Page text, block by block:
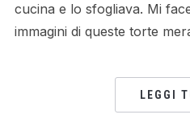
cucina e lo sfogliava. Mi
immagini di queste torte
LEGGI